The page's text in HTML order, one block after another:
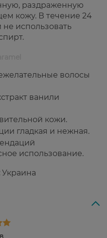
раздраженную
кожу. В течение 24
использовать
волосы
ванили
кожи.
гладкая и нежная.
использование.
Украина